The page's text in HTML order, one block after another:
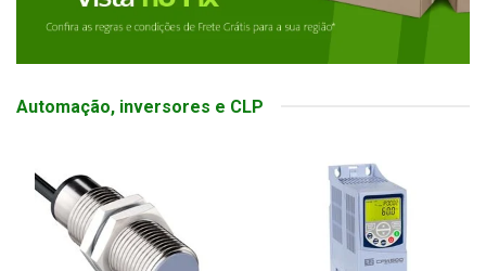
Automação, inversores e CLP